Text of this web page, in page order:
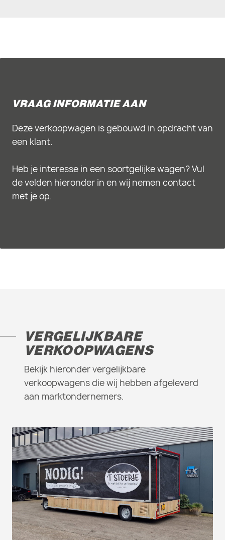
VRAAG INFORMATIE AAN
Deze verkoopwagen is gebouwd in opdracht van
een klant.
Heb je interesse in een soortgelijke wagen? Vul
de velden hieronder in en wij nemen contact
met je op.
VERGELIJKBARE
VERKOOPWAGENS
Bekijk hieronder vergelijkbare
verkoopwagens die wij hebben afgeleverd
aan marktondernemers.